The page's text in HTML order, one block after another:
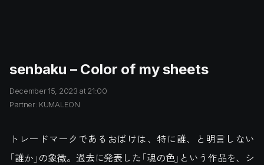
senbaku – Color of my sheets
December 15, 2023 at 21:00
Partner: KUMALEON
トレードマークであるおばけは、特に誰、と明言しない
「誰か」の象徴。過去に発表した「魂の色」という作品を、シ